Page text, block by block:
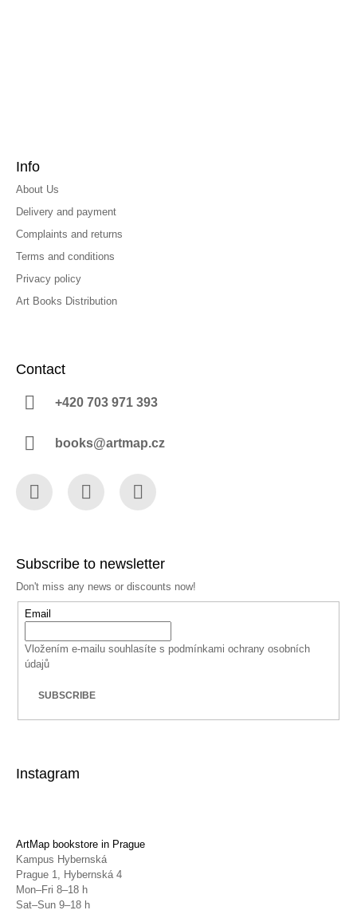
Info
About Us
Delivery and payment
Complaints and returns
Terms and conditions
Privacy policy
Art Books Distribution
Contact
+420 703 971 393
books@artmap.cz
Subscribe to newsletter
Don't miss any news or discounts now!
Email
Vložením e-mailu souhlasíte s podmínkami ochrany osobních
údajů
SUBSCRIBE
Instagram
ArtMap bookstore in Prague
Kampus Hybernská
Prague 1, Hybernská 4
Mon–Fri 8–18 h
Sat–Sun 9–18 h